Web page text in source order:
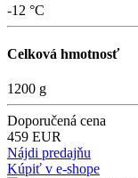
-12 °C
Celková hmotnosť
1200 g
Doporučená cena
459 EUR
Nájdi predajňu
Kúpiť v e-shope